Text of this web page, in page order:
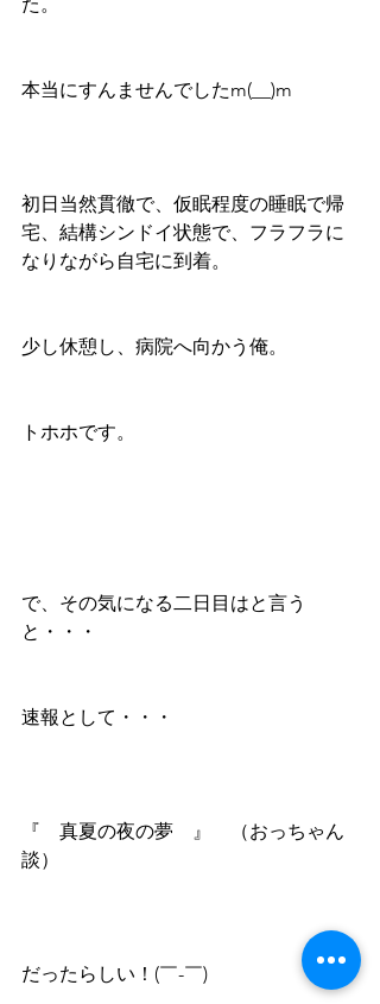
た。
本当にすんませんでしたm(__)m
初日当然貫徹で、仮眠程度の睡眠で帰
宅、結構シンドイ状態で、フラフラに
なりながら自宅に到着。
少し休憩し、病院へ向かう俺。
トホホです。
で、その気になる二日目はと言う
と・・・
速報として・・・
『　真夏の夜の夢　』　（おっちゃん
談）
だったらしい！(￣-￣)ゞ